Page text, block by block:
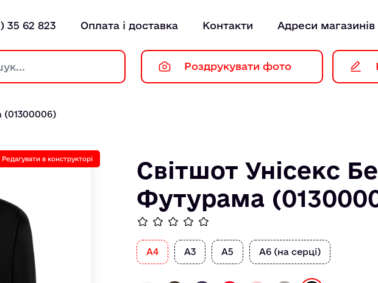
35 62 823 Оплата і доставка Контакти Адреси магазинів
Роздрукувати фото
(01300006)
Редагувати в конструкторі
Світшот Унісекс
Футурама
А4 А3 А5 А6 (на серці)